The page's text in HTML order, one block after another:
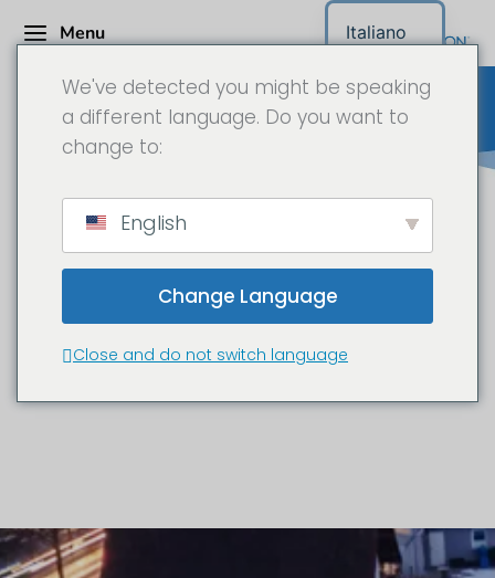
Menu
Gerhard Berger
Projektmanagement GmbH -
Telecamera da cantiere in 6K
Nuova concessionaria Porsche Lins a
We've detected you might be speaking
a different language. Do you want to
change to:
English
Change Language
Close and do not switch language
Italiano